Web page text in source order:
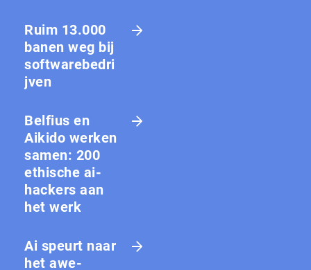
Ruim 13.000
banen weg bij
softwarebedri
jven
Belfius en
Aikido werken
samen: 200
ethische ai-
hackers aan
het werk
Ai speurt naar
het awe-